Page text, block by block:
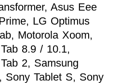
Asus Eee
LG Optimus
Motorola Xoom,
8.9 / 10.1,
2, Samsung
Sony Tablet S, Sony